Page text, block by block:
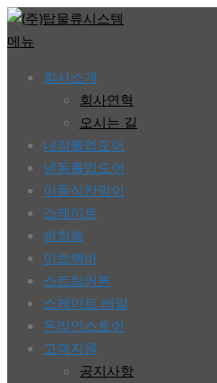
콘
텐
메뉴
회사소개
회사연혁
오시는 길
내장롤업도어
냉동롤업도어
이동식칸막이
스케이트
받침봉
이트랙바
스트립커튼
스케이트 레일
온라인스토어
고객지원
공지사항